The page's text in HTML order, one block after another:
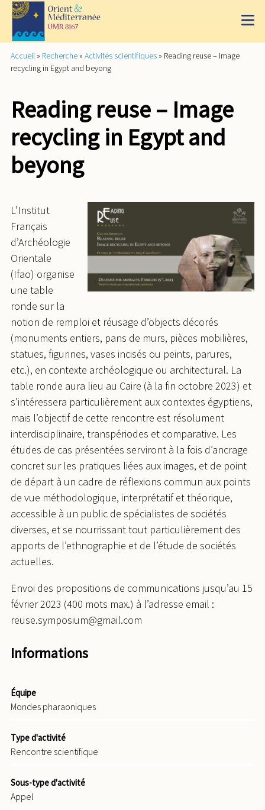
Accueil » Recherche » Activités scientifiques » Reading reuse – Image
recycling in Egypt and beyong
Reading reuse – Image
recycling in Egypt and
beyong
L’Institut
Français
d’Archéologie
Orientale
(Ifao) organise
une table
ronde sur la
notion de remploi et réusage d’objects décorés
(monuments entiers, pans de murs, pièces mobilières,
statues, figurines, vases incisés ou peints, parures,
etc.), en contexte archéologique ou architectural. La
table ronde aura lieu au Caire (à la fin octobre 2023) et
s’intéressera particulièrement aux contextes égyptiens,
mais l’objectif de cette rencontre est résolument
interdisciplinaire, transpériodes et comparative. Les
études de cas présentées serviront à la fois d’ancrage
concret sur les pratiques liées aux images, et de point
de départ à un cadre de réflexions commun aux points
de vue méthodologique, interprétatif et théorique,
accessible à un public de spécialistes de sociétés
diverses, et se nourrissant tout particulièrement des
apports de l’ethnographie et de l’étude de sociétés
actuelles.
Envoi des propositions de communications jusqu’au 15
février 2023 (400 mots max.) à l’adresse email :
reuse.symposium@gmail.com
Informations
Équipe
Mondes pharaoniques
Type d'activité
Rencontre scientifique
Sous-type d'activité
Appel